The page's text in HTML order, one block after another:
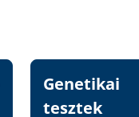
Genetikai
tesztek